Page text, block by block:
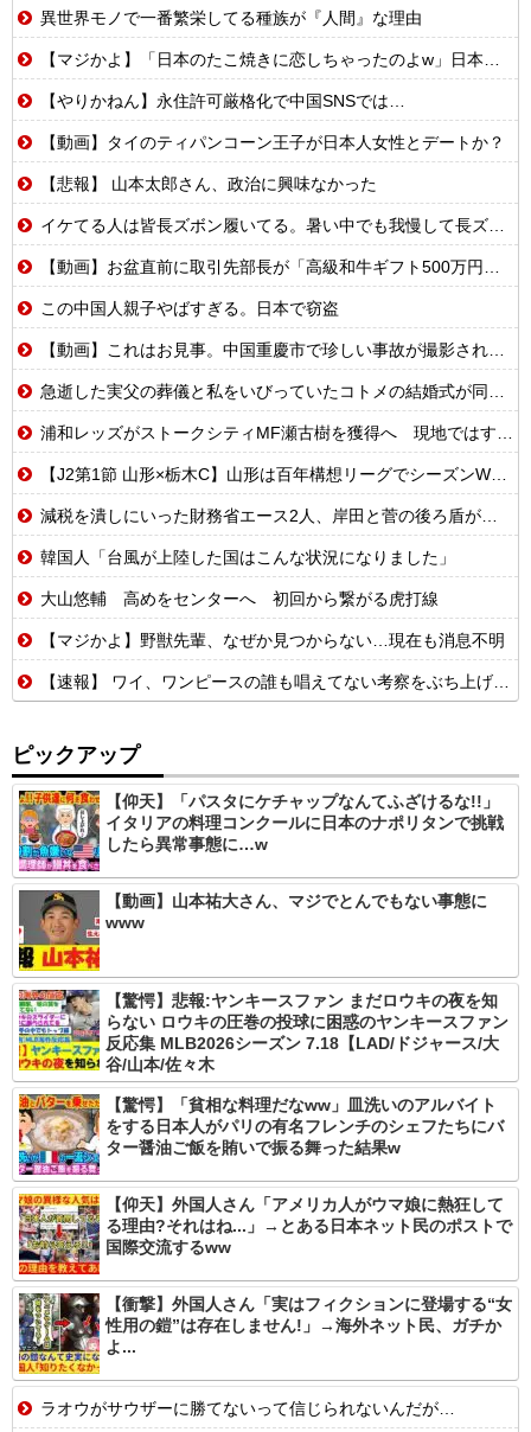
異世界モノで一番繁栄してる種族が『人間』な理由
【マジかよ】「日本のたこ焼きに恋しちゃったのよw」日本留学したカナダ人が母国でたこ焼き屋を開業した結果w
【やりかねん】永住許可厳格化で中国SNSでは…
【動画】タイのティパンコーン王子が日本人女性とデートか？
【悲報】 山本太郎さん、政治に興味なかった
イケてる人は皆長ズボン履いてる。暑い中でも我慢して長ズボン履いてる。半ズボンはモテ無い。厳しいって
【動画】お盆直前に取引先部長が「高級和牛ギフト500万円分、全部キャンセルでw」→取引先本社の社長に直接納品したら…
この中国人親子やばすぎる。日本で窃盗
【動画】これはお見事。中国重慶市で珍しい事故が撮影される。
急逝した実父の葬儀と私をいびっていたコトメの結婚式が同じ日になってしまった。無理にでも来いと言われてしまい...
浦和レッズがストークシティMF瀬古樹を獲得へ 現地ではすでにクラブ間合意との情報
【J2第1節 山形×栃木C】山形は百年構想リーグでシーズンW喫した栃木C下し開幕白星！川名連介は移籍後初ゴール
減税を潰しにいった財務省エース2人、岸田と菅の後ろ盾があるから地位は安泰だと信じていたら……
韓国人「台風が上陸した国はこんな状況になりました」
大山悠輔 高めをセンターへ 初回から繋がる虎打線
【マジかよ】野獣先輩、なぜか見つからない…現在も消息不明
【速報】 ワイ、ワンピースの誰も唱えてない考察をぶち上げる【世界初】
ピックアップ
【仰天】「パスタにケチャップなんてふざけるな!!」
イタリアの料理コンクールに日本のナポリタンで挑戦
したら異常事態に…w
【動画】山本祐大さん、マジでとんでもない事態に
www
【驚愕】悲報:ヤンキースファン まだロウキの夜を知
らない ロウキの圧巻の投球に困惑のヤンキースファン
反応集 MLB2026シーズン 7.18【LAD/ドジャース/大
谷/山本/佐々木
【驚愕】「貧相な料理だなww」皿洗いのアルバイト
をする日本人がパリの有名フレンチのシェフたちにバ
ター醤油ご飯を賄いで振る舞った結果w
【仰天】外国人さん「アメリカ人がウマ娘に熱狂して
る理由?それはね...」→とある日本ネット民のポストで
国際交流するww
【衝撃】外国人さん「実はフィクションに登場する“女
性用の鎧”は存在しません!」→海外ネット民、ガチか
よ...
ラオウがサウザーに勝てないって信じられないんだが…